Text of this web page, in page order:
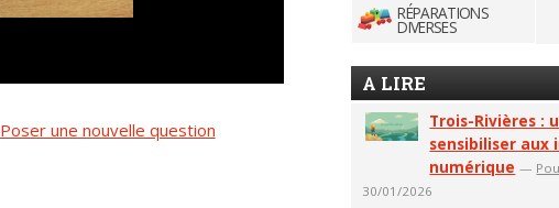
Poser une nouvelle question
RÉPARATIONS
DIVERSES
A LIRE
Trois-Rivières :
sensibiliser aux
numérique —
30/01/2026